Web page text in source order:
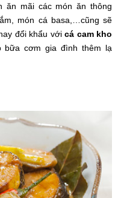
ăn mãi các món ăn thông
món cá basa,…cũng sẽ
đổi khẩu vớicá cam kho
bữa cơm gia đình thêm lạ